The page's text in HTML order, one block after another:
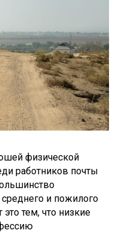
физической
работников почты
и пожилого
тем, что низкие